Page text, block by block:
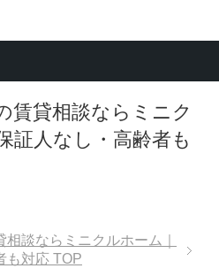
賃貸相談ならミニク
証人なし・高齢者も
談ならミニクルホーム｜
も対応 TOP